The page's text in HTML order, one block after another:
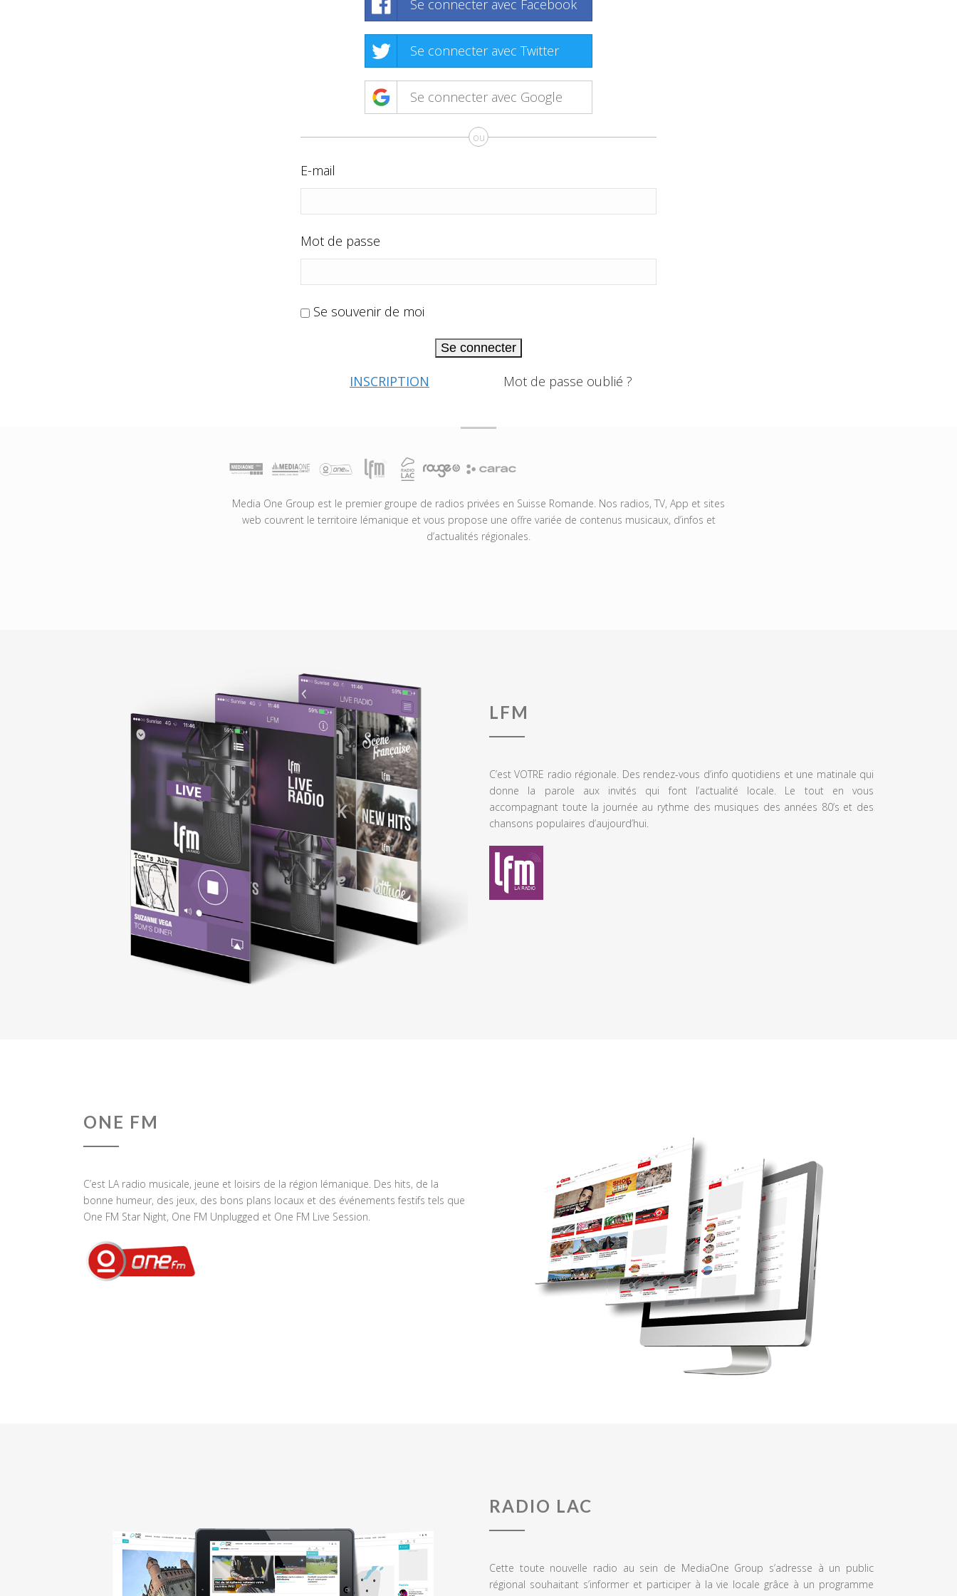
Se connecter avec Facebook
Se connecter avec Twitter
Se connecter avec Google
ou
E-mail
Mot de passe
Se souvenir de moi
Se connecter
INSCRIPTION Mot de passe oublié ?
Media One Group est le premier groupe de radios privées en Suisse Romande. Nos radios, TV, App et sites
web couvrent le territoire lémanique et vous propose une offre variée de contenus musicaux, d’infos et
d’actualités régionales.
LFM
C’est VOTRE radio régionale. Des rendez-vous d’info quotidiens et une matinale qui
donne la parole aux invités qui font l’actualité locale. Le tout en vous
accompagnant toute la journée au rythme des musiques des années 80’s et des
chansons populaires d’aujourd’hui.
ONE FM
C’est LA radio musicale, jeune et loisirs de la région lémanique. Des hits, de la
bonne humeur, des jeux, des bons plans locaux et des événements festifs tels que
One FM Star Night, One FM Unplugged et One FM Live Session.
RADIO LAC
Cette toute nouvelle radio au sein de MediaOne Group s’adresse à un public
régional souhaitant s’informer et participer à la vie locale grâce à un programme